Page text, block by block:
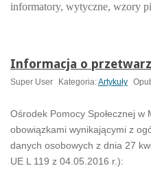
informatory, wytyczne, wzory
Informacja o
Super User Kategoria:Artykuły
Ośrodek Pomocy Społecznej
obowiązkami wynikającymi z
danych osobowych z dnia 27
UE L 119 z 04.05.2016 r.):